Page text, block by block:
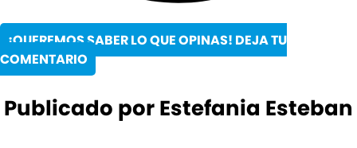
¡QUEREMOS SABER LO QUE OPINAS! DEJA TU
COMENTARIO
Publicado por Estefania Esteban